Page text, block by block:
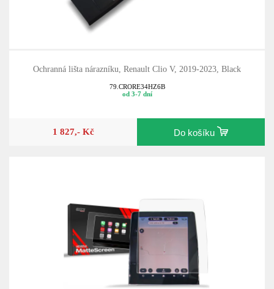
Ochranná lišta nárazníku, Renault Clio V, 2019-2023, Black
79.CRORE34HZ6B
od 3-7 dní
1 827,- Kč Do košíku